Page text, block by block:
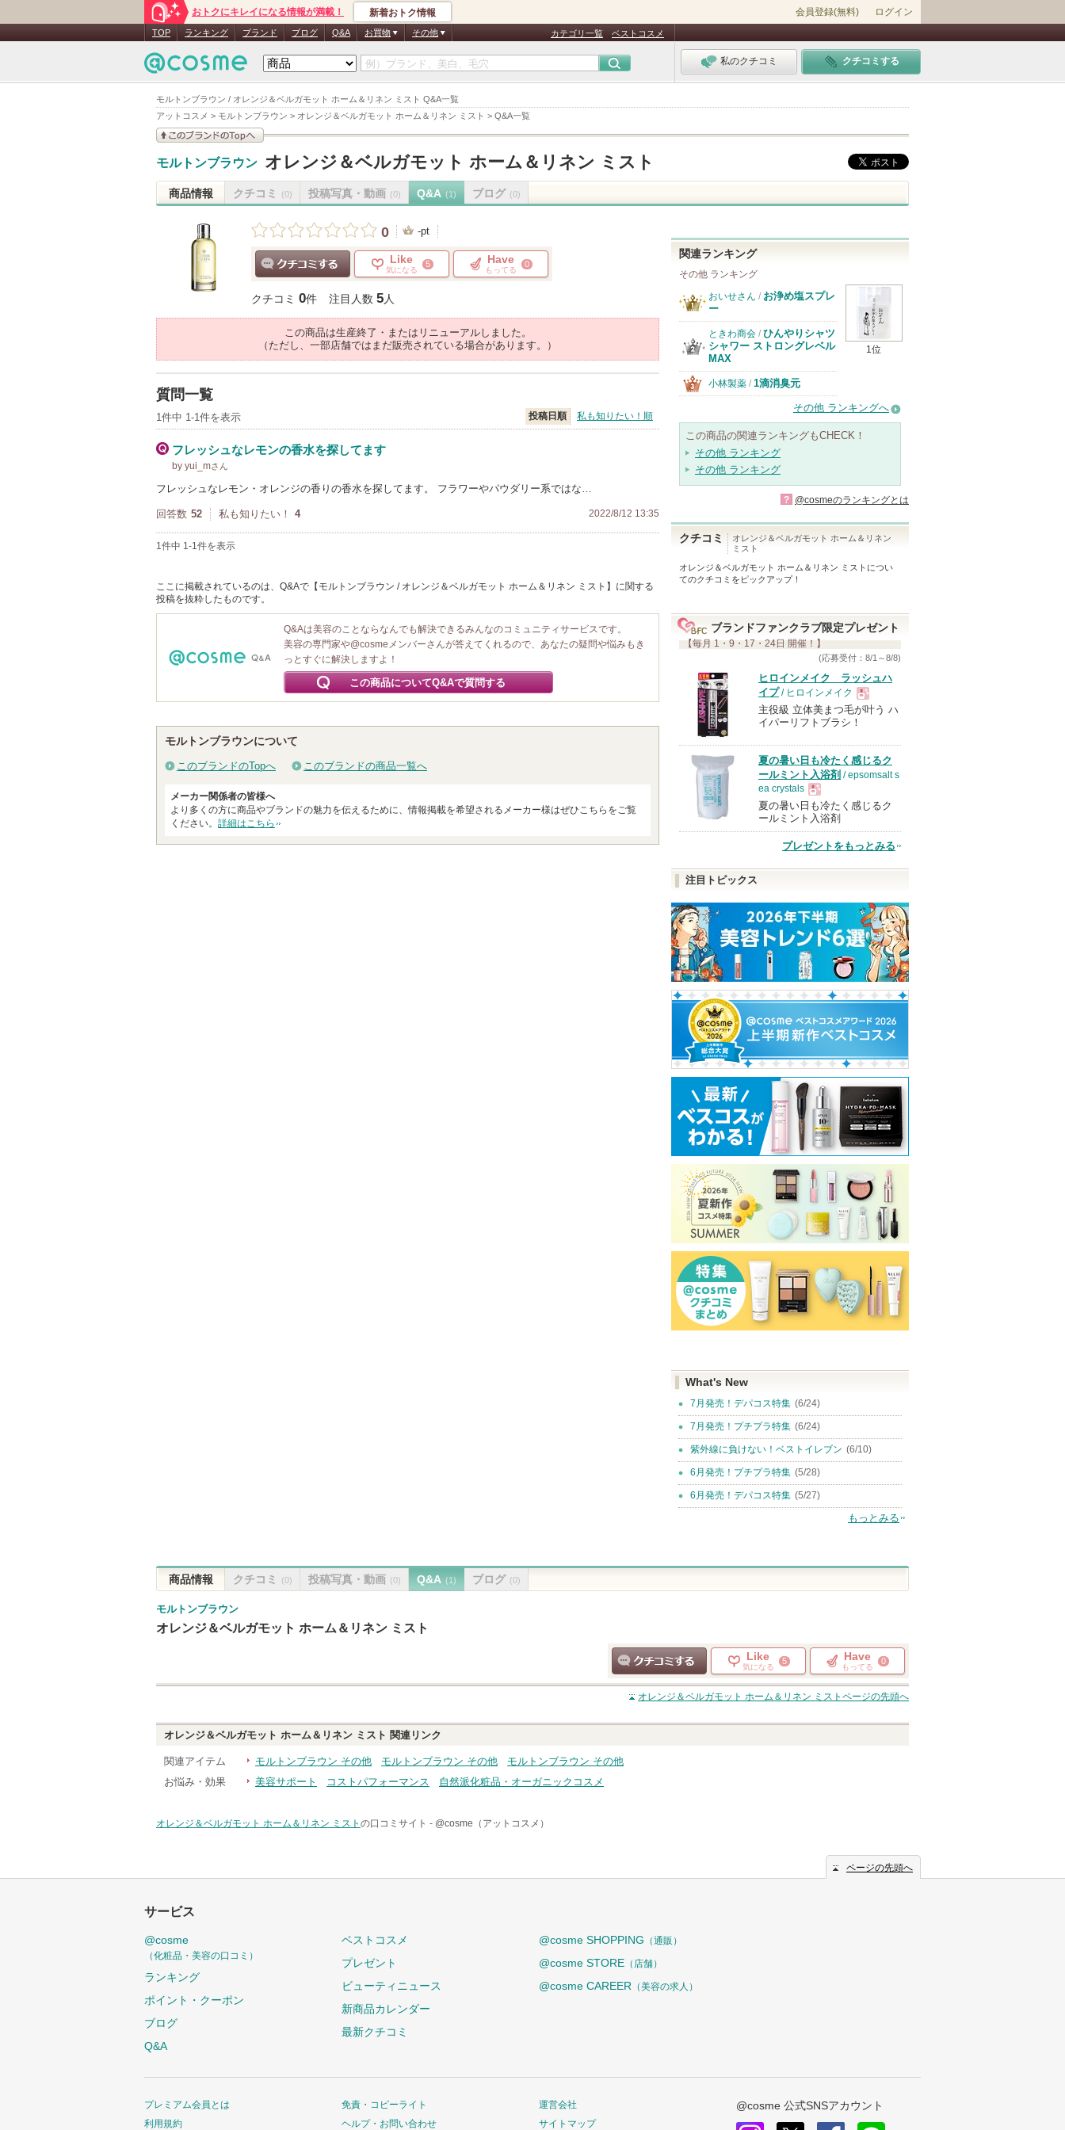
モルトンブラウン / オレンジ＆ベルガモット ホーム＆リネン ミスト Q&A一覧
アットコスメ > モルトンブラウン > オレンジ＆ベルガモット ホーム＆リネン ミスト > Q&A一覧
おトクにキレイになる情報が満載！ 新着おトク情報 会員登録(無料) ログイン
TOP ランキング ブランド ブログ Q&A お買物 その他 カテゴリ一覧 ベストコスメ
私のクチコミ クチコミする
モルトンブラウン オレンジ＆ベルガモット ホーム＆リネン ミスト
商品情報 クチコミ (0) 投稿写真・動画 (0) Q&A (1) ブログ (0)
0 -pt
Like
気になる
5 Have
もってる
0
クチコミ 0件 注目人数 5人
この商品は生産終了・またはリニューアルしました。
（ただし、一部店舗ではまだ販売されている場合があります。）
質問一覧
1件中 1-1件を表示 投稿日順 私も知りたい！順
フレッシュなレモンの香水を探してます
by yui_mさん
フレッシュなレモン・オレンジの香りの香水を探してます。 フラワーやパウダリー系ではな…
回答数 52 私も知りたい！ 4 2022/8/12 13:35
1件中 1-1件を表示
ここに掲載されているのは、Q&Aで【モルトンブラウン / オレンジ＆ベルガモット ホーム＆リネン ミスト】に関する
投稿を抜粋したものです。
Q&Aは美容のことならなんでも解決できるみんなのコミュニティサービスです。
美容の専門家や@cosmeメンバーさんが答えてくれるので、あなたの疑問や悩みもき
っとすぐに解決しますよ！
この商品についてQ&Aで質問する
モルトンブラウンについて
このブランドのTopへ このブランドの商品一覧へ
メーカー関係者の皆様へ
より多くの方に商品やブランドの魅力を伝えるために、情報掲載を希望されるメーカー様はぜひこちらをご覧
ください。 詳細はこちら
関連ランキング
その他 ランキング
1位
おいせさん / お浄め塩スプレ
ー
ときわ商会 / ひんやりシャツ
シャワー ストロングレベル
MAX
小林製薬 / 1滴消臭元
その他 ランキングへ
この商品の関連ランキングもCHECK！
その他 ランキング
その他 ランキング
? @cosmeのランキングとは
クチコミ
オレンジ＆ベルガモット ホーム＆リネン
ミスト
オレンジ＆ベルガモット ホーム＆リネン ミスト につい
てのクチコミをピックアップ！
ブランドファンクラブ限定プレゼント
【毎月 1・9・17・24日 開催！】
(応募受付：8/1～8/8)
ヒロインメイク ラッシュハ
イプ/ ヒロインメイク
現
品
主役級 立体美まつ毛が叶う ハ
イパーリフトブラシ！
夏の暑い日も冷たく感じるク
ールミント入浴剤 / epsomsalt s
ea crystals
現
品
夏の暑い日も冷たく感じるク
ールミント入浴剤
プレゼントをもっとみる
注目トピックス
What's New
7月発売！デパコス特集 (6/24)
7月発売！プチプラ特集 (6/24)
紫外線に負けない！ベストイレブン (6/10)
6月発売！プチプラ特集 (5/28)
6月発売！デパコス特集 (5/27)
もっとみる
商品情報 クチコミ (0) 投稿写真・動画 (0) Q&A (1) ブログ (0)
モルトンブラウン
オレンジ＆ベルガモット ホーム＆リネン ミスト
クチコミする
Like
気になる
5 Have
もってる
0
オレンジ＆ベルガモット ホーム＆リネン ミスト ページの先頭へ
オレンジ＆ベルガモット ホーム＆リネン ミスト 関連リンク
関連アイテム モルトンブラウン その他 モルトンブラウン その他
モルトンブラウン その他
お悩み・効果
美容サポート コストパフォーマンス 自然派化粧品・オーガニックコスメ
オレンジ＆ベルガモット ホーム＆リネン ミスト の口コミサイト - @cosme（アットコスメ）
ページの先頭へ
サービス
@cosme
（化粧品・美容の口コミ）
ランキング
ポイント・クーポン
ブログ
Q&A
ベストコスメ
プレゼント
ビューティニュース
新商品カレンダー
最新クチコミ
@cosme SHOPPING （通販）
@cosme STORE （店舗）
@cosme CAREER （美容の求人）
プレミアム会員とは
利用規約
免責・コピーライト
ヘルプ・お問い合わせ
運営会社
サイトマップ
@cosme 公式SNSアカウント